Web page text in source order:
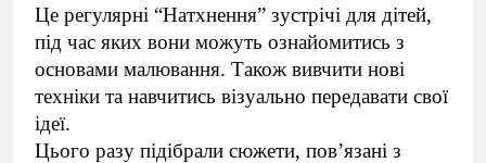
Це регулярні “Натхнення” зустрічі для дітей,
під час яких вони можуть ознайомитись з
основами малювання. Також вивчити нові
техніки та навчитись візуально передавати свої
ідеї.
Цього разу підібрали сюжети, пов’язані з